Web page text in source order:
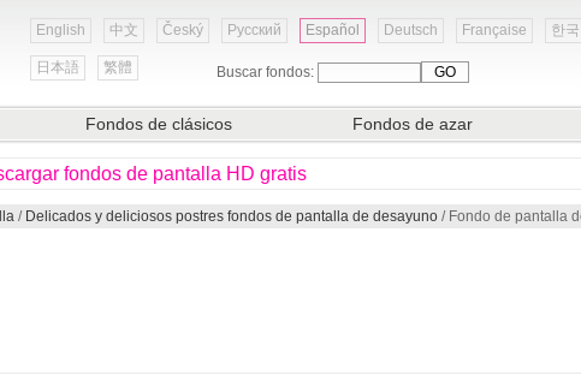
English 中文 Český Русский Español Deutsch Française 한국
日本語 繁體 Buscar fondos:
Fondos de clásicos Fondos de azar
fondos de pantalla HD gratis
/ Delicados y deliciosos postres fondos de pantalla de desayuno / Fondo de pantalla